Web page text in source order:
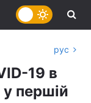
рус
19 в
першій